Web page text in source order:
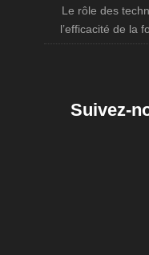
Le rôle des
l’efficacité de la
Suivez-